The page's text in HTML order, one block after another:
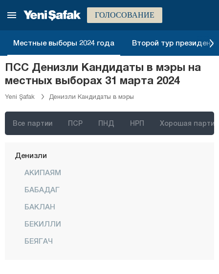
ГОЛОСОВАНИЕ
Местные выборы 2024 года Второй тур
ПСС Денизли Кандидаты в мэры на
местных выборах 31 марта 2024
Yeni Şafak Денизли Кандидаты в мэры
Все партии ПСР ПНД НРП Хорошая партия
Бингёль
Битлис
Болу
Бурдур
Бурса
Чанаккале
Чорум
Денизли
АКИПАЯМ
БАБАДАГ
БАКЛАН
БЕКИЛЛИ
БЕЯГАЧ